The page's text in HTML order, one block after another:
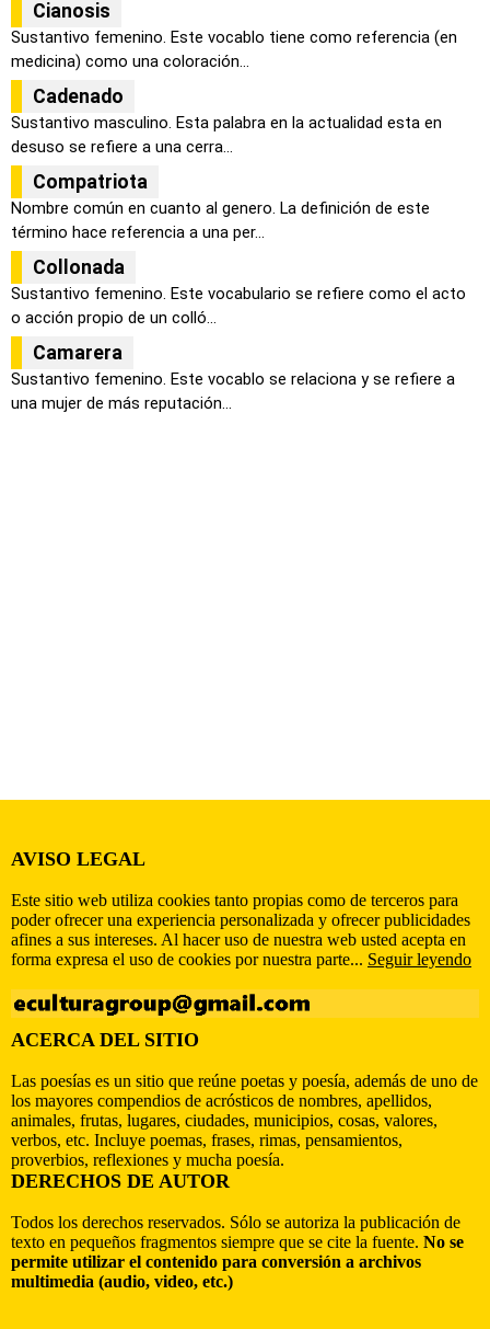
Cianosis
Sustantivo femenino. Este vocablo tiene como referencia (en
medicina) como una coloración...
Cadenado
Sustantivo masculino. Esta palabra en la actualidad esta en
desuso se refiere a una cerra...
Compatriota
Nombre común en cuanto al genero. La definición de este
término hace referencia a una per...
Collonada
Sustantivo femenino. Este vocabulario se refiere como el acto
o acción propio de un colló...
Camarera
Sustantivo femenino. Este vocablo se relaciona y se refiere a
una mujer de más reputación...
AVISO LEGAL
Este sitio web utiliza cookies tanto propias como de terceros para
poder ofrecer una experiencia personalizada y ofrecer publicidades
afines a sus intereses. Al hacer uso de nuestra web usted acepta en
forma expresa el uso de cookies por nuestra parte... Seguir leyendo
ACERCA DEL SITIO
Las poesías es un sitio que reúne poetas y poesía, además de uno de
los mayores compendios de acrósticos de nombres, apellidos,
animales, frutas, lugares, ciudades, municipios, cosas, valores,
verbos, etc. Incluye poemas, frases, rimas, pensamientos,
proverbios, reflexiones y mucha poesía.
DERECHOS DE AUTOR
Todos los derechos reservados. Sólo se autoriza la publicación de
texto en pequeños fragmentos siempre que se cite la fuente. No se
permite utilizar el contenido para conversión a archivos
multimedia (audio, video, etc.)